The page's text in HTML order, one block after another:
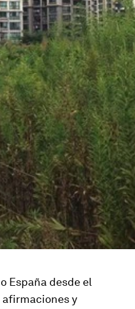
España desde el
afirmaciones y